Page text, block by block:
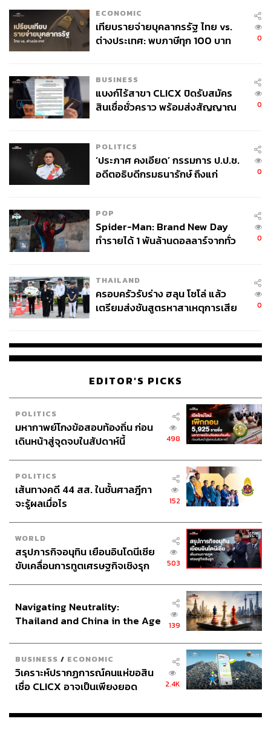
ละครเรื่องนี้ไม่ได้ให้น้ำหนักไปที่ขั้วการเมืองใดขั้วหนึ่งมาก
เกินไป แต่กลับสำรวจว่า “อดีต” ส่งผลต่อ “ปัจจุบัน” อย่างไร ตัว
ละครรุ่นใหญ่อย่าง สร้อยสุดา (หมิว ลลิตา) และ แม่ครูมาลา
ในอดีตที่ยังไม่ได้รับการสะสาง ความเป็นศัตรูของทั้งคู่จึงเข้ม
ข้นขึ้นตามอุณหภูมิทางการเมืองที่ร้อนระอุ
เรื่องว่า “คนไทยยังไม่พร้อม” ซึ่งบทละครของ พิมพ์มาดา
พัฒนอลงกรณ์ หยิบมาใช้ได้อย่างถูกที่ถูกเวลา ประโยคนี้ไม่
ได้ทำหน้าที่แค่บอกเล่าบรรยากาศช่วงปลายรัชกาลที่ 6 จนถึง
พ.ศ. 2475 เท่านั้น แต่มันคือการตั้งคำถามมาถึงปี 2569 ว่า
ในสังคมไทย และเราใช้เวลาเกือบร้อยปีเรียนรู้อะไรบ้าง.
ตราบใดที่ยังมีความขัดแย้งที่ไม่ได้รับการสะสาง และตราบที่
‘คนไทยยังถูกมองว่าไม่พร้อม’ สังคมเราก็เปรียบเสมือนการ
และสุดท้ายเหยื่อที่แท้จริงก็คือเหล่า ‘ดอกไม้’ ที่ถูกเด็ดทิ้งไป
ในนามของคำว่า ‘ความมั่นคง’ และ ‘ความเจริญ’ นั่นเอง
นี่คือละครที่คุณไม่ควรพลาด ไม่ใช่เพียงเพราะความสนุก แต่
เพราะมันคือการมองกระจกสะท้อนหน้าประวัติศาสตร์ที่เรา
อาจจะยังไม่เคยข้ามผ่านมันไปได้จริงๆ
TAGS: Soft Power ภาพยนตร์ไทย
ซีรีส์ไทย
มาเบล-สุชาดา สอนพันธ์
นาฏศิลป์ไทย
THACCA
Opinion
สันต์ ศรีแก้วหล่อ
หมิว-ลลิตา ปัญโญภาส
สอดสร้อยมาลา
กระทรวงวัฒนธรรม
ECONOMIC
เทียบรายจ่ายบุคลากรรัฐ ไทย vs.
ต่างประเทศ: พบภาษีทุก 100 บาท
0
BUSINESS
แบงก์ไร้สาขา CLICX ปิดรับสมัคร
สินเชื่อชั่วคราว พร้อมส่งสัญญาณ
0
POLITICS
‘ประภาศ คงเอียด’ กรรมการ ป.ป.ช.
อดีตอธิบดีกรมธนารักษ์ ถึงแก่
0
POP
Spider-Man: Brand New Day
ทำรายได้ 1 พันล้านดอลลาร์จากทั่ว
0
THAILAND
ครอบครัวรับร่าง ฮลุน โซโล่ แล้ว
เตรียมส่งชันสูตรหาสาเหตุการเสีย
0
EDITOR'S PICKS
POLITICS
มหากาพย์โกงข้อสอบท้องถิ่น ก่อน
เดินหน้าสู่จุดจบในสัปดาห์นี้
498
POLITICS
เส้นทางคดี 44 สส. ในชั้นศาลฎีกา
จะรู้ผลเมื่อไร
152
WORLD
สรุปภารกิจอนุทิน เยือนอินโดนีเซีย
ขับเคลื่อนการทูตเศรษฐกิจเชิงรุก
503
Navigating Neutrality:
Thailand and China in the Age
139
BUSINESS / ECONOMIC
วิเคราะห์ปรากฏการณ์คนแห่ขอสิน
เชื่อ CLICX อาจเป็นเพียงยอด
เรือนไทยที่ถูกซุกไว้
2.4K